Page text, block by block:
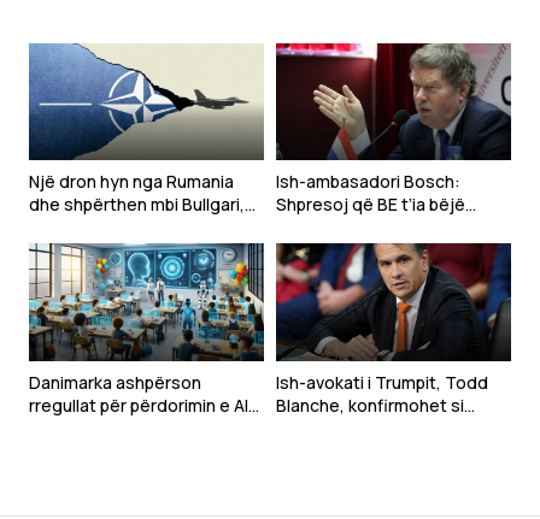
Një dron hyn nga Rumania
dhe shpërthen mbi Bullgari,
NATO-s
Ish-ambasadori Bosch:
Shpresoj që BE t’ia bëjë
Kosovës, sikur Serbisë
Danimarka ashpërson
rregullat për përdorimin e AI-
Ish-avokati i Trumpit, Todd
Blanche, konfirmohet si